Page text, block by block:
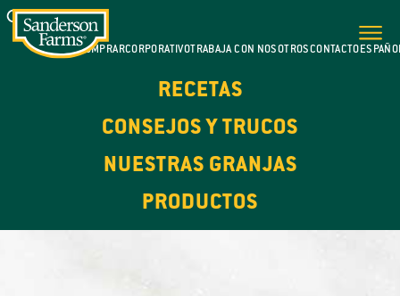
DÓNDE COMPRARCORPORATIVOTRABAJA CON NOSOTROSCONTACTO
RECETAS
CONSEJOS Y TRUCOS
NUESTRAS GRANJAS
PRODUCTOS